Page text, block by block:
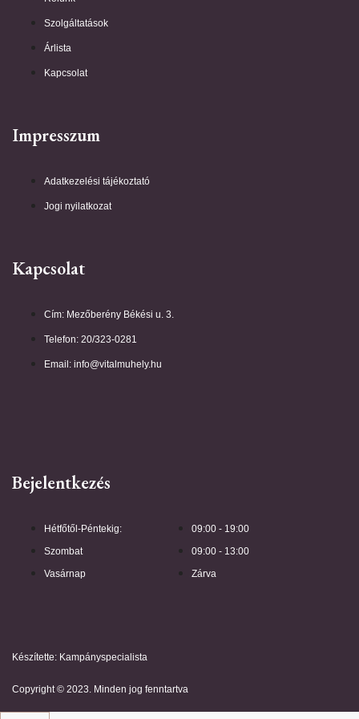
Szolgáltatások
Árlista
Kapcsolat
Impresszum
Adatkezelési tájékoztató
Jogi nyilatkozat
Kapcsolat
Cím: Mezőberény Békési u. 3.
Telefon: 20/323-0281
Email: info@vitalmuhely.hu
Bejelentkezés
Hétfőtől-Péntekig:
Szombat
Vasárnap
09:00 - 19:00
09:00 - 13:00
Zárva
Készítette: Kampányspecialista
Copyright © 2023. Minden jog fenntartva